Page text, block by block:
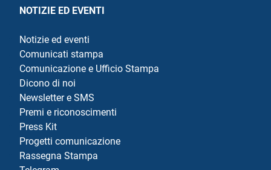
NOTIZIE ED EVENTI
Notizie ed eventi
Comunicati stampa
Comunicazione e Ufficio Stampa
Dicono di noi
Newsletter e SMS
Premi e riconoscimenti
Press Kit
Progetti comunicazione
Rassegna Stampa